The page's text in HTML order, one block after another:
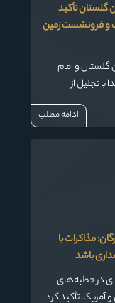
گلستان تأکید
و فرونشست زمین
گلستان و امام
با تجلیل از
ادامه مطلب
مذاکرات با
باشد
در خطبه‌های
آمریکا، تأکید کرد